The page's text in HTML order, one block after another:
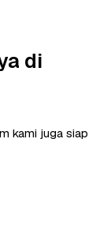
di
kami juga siap